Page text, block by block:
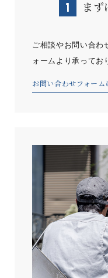
まず
ご相談やお問い合わ
ォームより承ってお
お問い合わせフォーム